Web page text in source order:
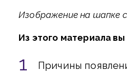
Изображение на шапке
Из этого материала вы
Причины